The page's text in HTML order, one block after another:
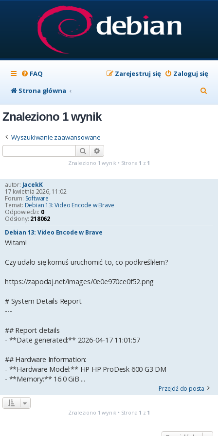
FAQ Zaloguj się
Zarejestruj się
Strona główna
z
Znaleziono 1 wynik
Wyszukiwanie zaawansowane
Szukaj
Znaleziono 1 wynik • Strona 1 z 1
autor: JacekK
17 kwietnia 2026, 11:02
Forum: Software
Temat: Debian 13: Video Encode w Brave
Odpowiedzi: 0
Odsłony: 218062
Debian 13: Video Encode w Brave
Witam!
Czy udało się komuś uruchomić to, co podkreśliłem?
https://zapodaj.net/images/0e0e970ce0f52.png
# System Details Report
---
## Report details
- **Date generated:** 2026-04-17 11:01:57
## Hardware Information:
- **Hardware Model:** HP HP ProDesk 600 G3 DM
- **Memory:** 16.0 GiB ...
Przejdź do posta
Znaleziono 1 wynik • Strona 1 z 1